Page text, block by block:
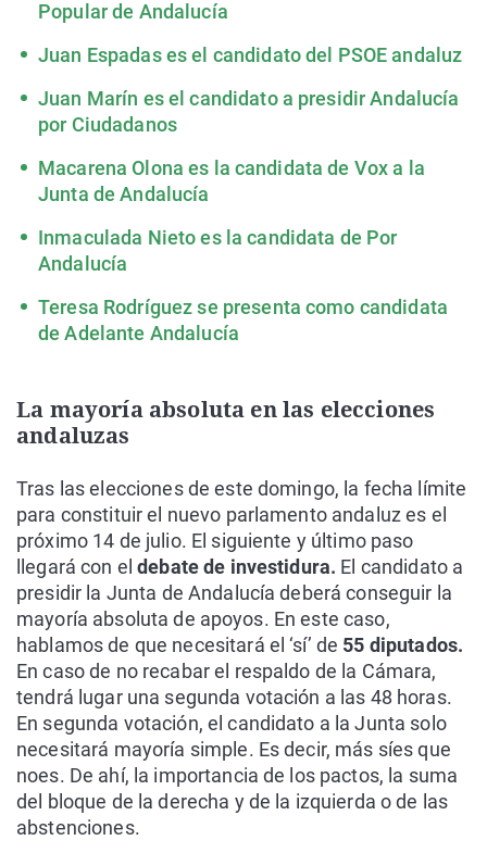
Popular de Andalucía
Juan Espadas es el candidato del PSOE andaluz
Juan Marín es el candidato a presidir Andalucía
por Ciudadanos
Macarena Olona es la candidata de Vox a la
Junta de Andalucía
Inmaculada Nieto es la candidata de Por
Andalucía
Teresa Rodríguez se presenta como candidata
de Adelante Andalucía
La mayoría absoluta en las elecciones
andaluzas
Tras las elecciones de este domingo, la fecha límite
para constituir el nuevo parlamento andaluz es el
próximo 14 de julio. El siguiente y último paso
llegará con eldebate de investidura. El candidato a
presidir la Junta de Andalucía deberá conseguir la
mayoría absoluta de apoyos. En este caso,
hablamos de que necesitará el ‘sí’ de 55 diputados.
En caso de no recabar el respaldo de la Cámara,
tendrá lugar una segunda votación a las 48 horas.
En segunda votación, el candidato a la Junta solo
necesitará mayoría simple. Es decir, más síes que
noes. De ahí, la importancia de los pactos, la suma
del bloque de la derecha y de la izquierda o de las
abstenciones.